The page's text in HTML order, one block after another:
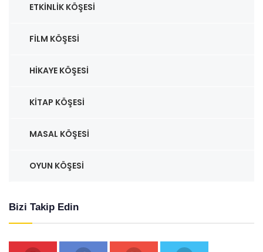
ETKINLIK KÖŞESI
FILM KÖŞESI
HIKAYE KÖŞESI
KITAP KÖŞESI
MASAL KÖŞESI
OYUN KÖŞESI
Bizi Takip Edin